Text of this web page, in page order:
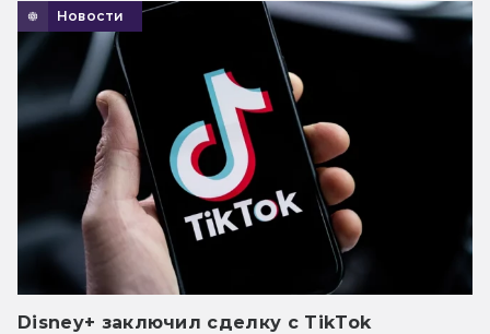
Новости
Disney+ заключил сделку с TikTok